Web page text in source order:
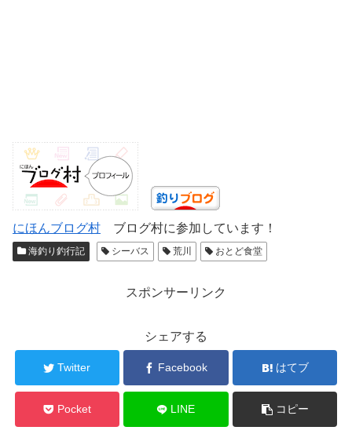
にほんブログ村 ブログ村に参加しています！
海釣り釣行記 シーバス 荒川 おとど食堂
スポンサーリンク
シェアする
Twitter Facebook はてブ
Pocket LINE コピー